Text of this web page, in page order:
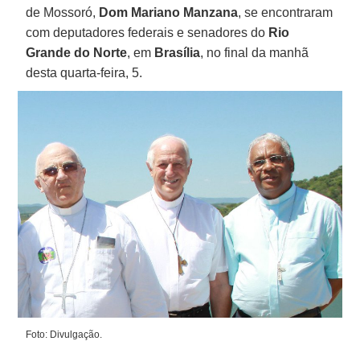
de Mossoró, Dom Mariano Manzana, se encontraram
com deputadores federais e senadores do Rio
Grande do Norte, em Brasília, no final da manhã
desta quarta-feira, 5.
Foto: Divulgação.